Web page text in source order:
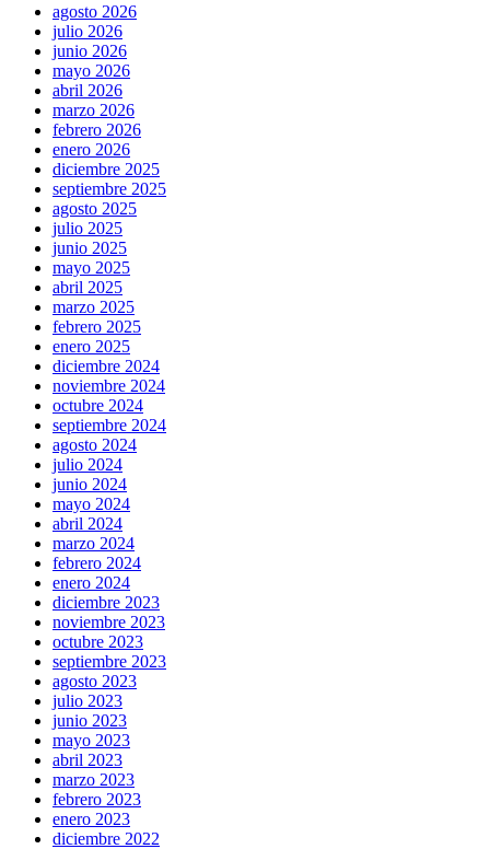
agosto 2026
julio 2026
junio 2026
mayo 2026
abril 2026
marzo 2026
febrero 2026
enero 2026
diciembre 2025
septiembre 2025
agosto 2025
julio 2025
junio 2025
mayo 2025
abril 2025
marzo 2025
febrero 2025
enero 2025
diciembre 2024
noviembre 2024
octubre 2024
septiembre 2024
agosto 2024
julio 2024
junio 2024
mayo 2024
abril 2024
marzo 2024
febrero 2024
enero 2024
diciembre 2023
noviembre 2023
octubre 2023
septiembre 2023
agosto 2023
julio 2023
junio 2023
mayo 2023
abril 2023
marzo 2023
febrero 2023
enero 2023
diciembre 2022